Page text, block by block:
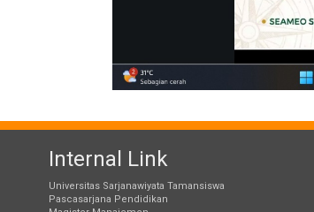
Internal Link
Universitas Sarjanawiyata Tamansiswa
Pascasarjana Pendidikan